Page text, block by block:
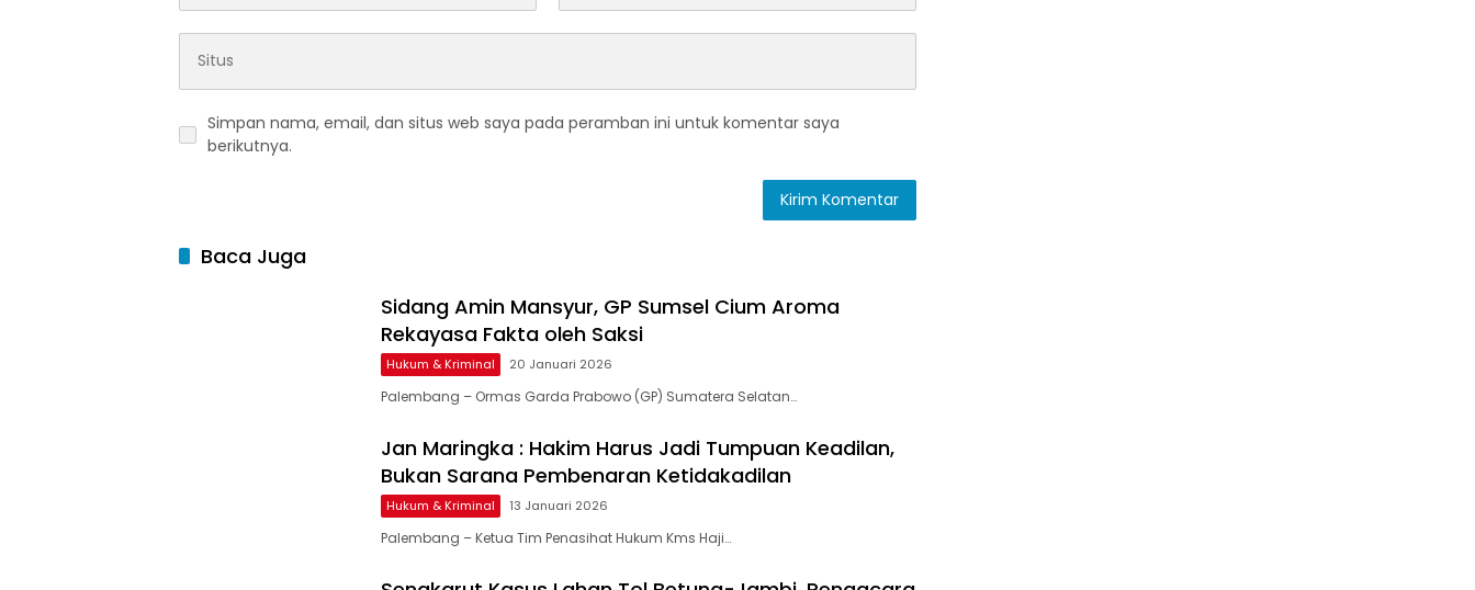
Simpan nama, email, dan situs web saya pada peramban ini untuk komentar saya
berikutnya.
Baca Juga
Sidang Amin Mansyur, GP Sumsel Cium Aroma
Rekayasa Fakta oleh Saksi
Hukum & Kriminal 20 Januari 2026
Palembang – Ormas Garda Prabowo (GP) Sumatera Selatan…
Jan Maringka : Hakim Harus Jadi Tumpuan Keadilan,
Bukan Sarana Pembenaran Ketidakadilan
Hukum & Kriminal 13 Januari 2026
Palembang – Ketua Tim Penasihat Hukum Kms Haji…